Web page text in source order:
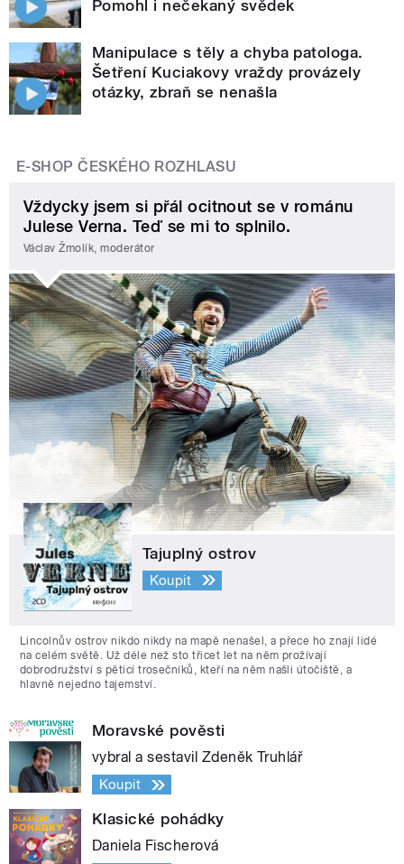
Pomohl i nečekaný svědek
Manipulace s těly a chyba patologa.
Šetření Kuciakovy vraždy provázely
otázky, zbraň se nenašla
E-SHOP ČESKÉHO ROZHLASU
Vždycky jsem si přál ocitnout se v románu
Julese Verna. Teď se mi to splnilo.
Václav Žmolík, moderátor
Tajuplný ostrov
Koupit
Lincolnův ostrov nikdo nikdy na mapě nenašel, a přece ho znají lidé
na celém světě. Už déle než sto třicet let na něm prožívají
dobrodružství s pěticí trosečníků, kteří na něm našli útočiště, a
hlavně nejedno tajemství.
Moravské pověsti
vybral a sestavil Zdeněk Truhlář
Koupit
Klasické pohádky
Daniela Fischerová